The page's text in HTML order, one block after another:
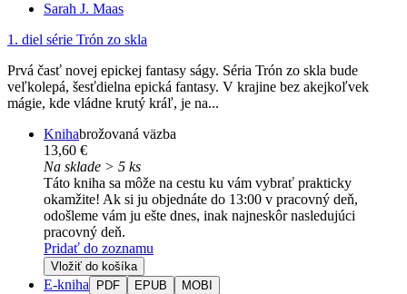
Sarah J. Maas
1. diel série Trón zo skla
Prvá časť novej epickej fantasy ságy. Séria Trón zo skla bude
veľkolepá, šesťdielna epická fantasy. V krajine bez akejkoľvek
mágie, kde vládne krutý kráľ, je na...
Knihabrožovaná väzba
13,60 €
Na sklade > 5 ks
Táto kniha sa môže na cestu ku vám vybrať prakticky
okamžite! Ak si ju objednáte do 13:00 v pracovný deň,
odošleme vám ju ešte dnes, inak najneskôr nasledujúci
pracovný deň.
Pridať do zoznamu
Vložiť do košíka
E-kniha PDF EPUB MOBI